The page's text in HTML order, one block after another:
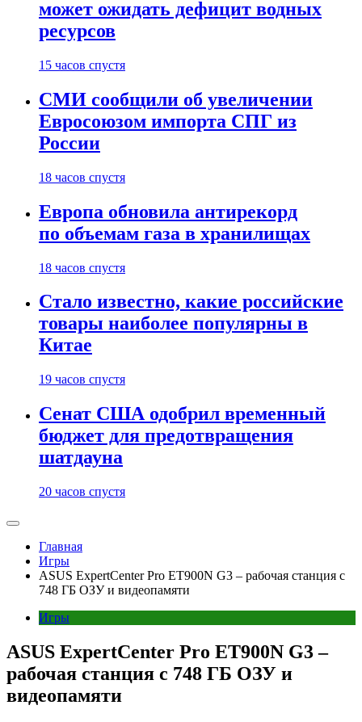
может ожидать дефицит водных
ресурсов
15 часов спустя
СМИ сообщили об увеличении
Евросоюзом импорта СПГ из
России
18 часов спустя
Европа обновила антирекорд
по объемам газа в хранилищах
18 часов спустя
Стало известно, какие российские
товары наиболее популярны в
Китае
19 часов спустя
Сенат США одобрил временный
бюджет для предотвращения
шатдауна
20 часов спустя
Главная
Игры
ASUS ExpertCenter Pro ET900N G3 – рабочая станция с
748 ГБ ОЗУ и видеопамяти
Игры
ASUS ExpertCenter Pro ET900N G3 –
рабочая станция с 748 ГБ ОЗУ и
видеопамяти